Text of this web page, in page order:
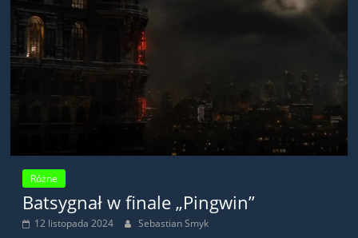
Różne
Batsygnał w finale „Pingwin”
12 listopada 2024 Sebastian Smyk